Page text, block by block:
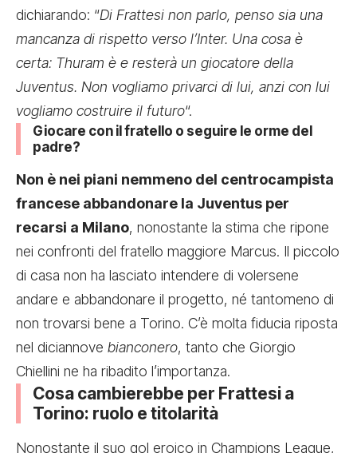
dichiarando: “Di Frattesi non parlo, penso sia una
mancanza di rispetto verso l’Inter. Una cosa è
certa: Thuram è e resterà un giocatore della
Juventus. Non vogliamo privarci di lui, anzi con lui
vogliamo costruire il futuro“.
Giocare con il fratello o seguire le orme del
padre?
Non è nei piani nemmeno del centrocampista
francese abbandonare la Juventus per
recarsi a Milano, nonostante la stima che ripone
nei confronti del fratello maggiore Marcus. Il piccolo
di casa non ha lasciato intendere di volersene
andare e abbandonare il progetto, né tantomeno di
non trovarsi bene a Torino. C’è molta fiducia riposta
nel diciannove bianconero, tanto che Giorgio
Chiellini ne ha ribadito l’importanza.
Cosa cambierebbe per Frattesi a
Torino: ruolo e titolarità
Nonostante il suo gol eroico in Champions League,